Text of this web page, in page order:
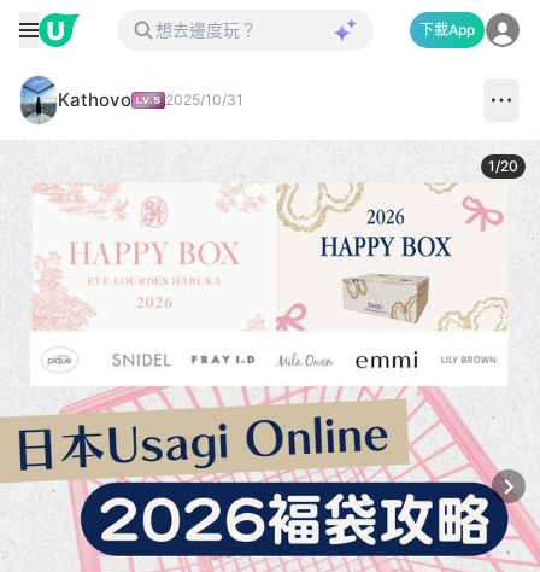
下載App
Kathovo 2025/10/31
1/20